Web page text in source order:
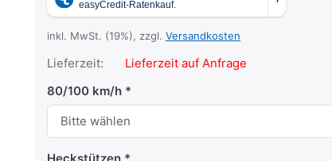
inkl. MwSt. (19%), zzgl. Versandkosten
Lieferzeit:
Lieferzeit auf Anfrage
80/100 km/h